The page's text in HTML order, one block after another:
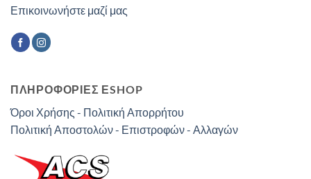
Επικοινωνήστε μαζί μας
ΠΛΗΡΟΦΟΡΙΕΣ ΕSHOP
Όροι Χρήσης - Πολιτική Απορρήτου
Πολιτική Αποστολών - Επιστροφών - Αλλαγών